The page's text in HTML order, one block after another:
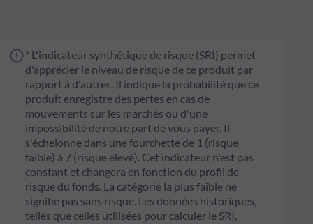
* L'indicateur synthétique de risque (SRI) permet
d'apprécier le niveau de risque de ce produit par
rapport à d'autres. Il indique la probabilité que ce
produit enregistre des pertes en cas de
mouvements sur les marchés ou d'une
impossibilité de notre part de vous payer. Il
s'échelonne dans une fourchette de 1 (risque
faible) à 7 (risque élevé). Cet indicateur n'est pas
constant et changera en fonction du profil de
risque du fonds. La catégorie la plus faible ne
signifie pas sans risque. Les données historiques,
telles que celles utilisées pour calculer le SRI,